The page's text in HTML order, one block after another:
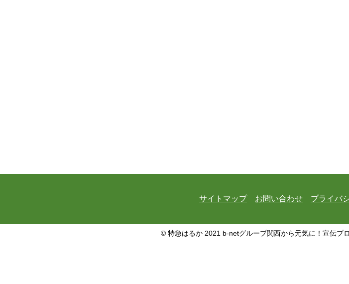
サイトマップ お問い合わせ プライバ
© 特急はるか 2021 b-netグループ関西から元気に！宣伝プ